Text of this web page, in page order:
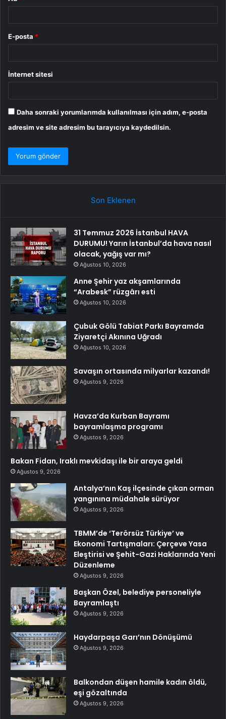
E-posta *
İnternet sitesi
Daha sonraki yorumlarımda kullanılması için adım, e-posta
adresim ve site adresim bu tarayıcıya kaydedilsin.
Son Eklenen
31 Temmuz 2026 İstanbul HAVA
DURUMU! Yarın İstanbul’da hava nasıl
olacak, yağış var mı?
Ağustos 10, 2026
Anne Şehir yaz akşamlarında
“Arabesk” rüzgârı esti
Ağustos 10, 2026
Çubuk Gölü Tabiat Parkı Bayramda
Ziyaretçi Akınına Uğradı
Ağustos 10, 2026
Savaşın ortasında milyarlar kazandı!
Ağustos 9, 2026
Havza’da Kurban Bayramı
bayramlaşma programı
Ağustos 9, 2026
Bakan Fidan, Iraklı mevkidaşı ile bir araya geldi
Ağustos 9, 2026
Antalya’nın Kaş ilçesinde çıkan orman
yangınına müdahale sürüyor
Ağustos 9, 2026
TBMM’de ‘Terörsüz Türkiye’ ve
Ekonomi Tartışmaları: Çerçeve Yasa
Eleştirisi ve Şehit-Gazi Haklarında Yeni
Düzenleme
Ağustos 9, 2026
Başkan Özel, belediye personeliyle
Bayramlaştı
Ağustos 9, 2026
Haydarpaşa Garı’nın Dönüşümü
Ağustos 9, 2026
Balkondan düşen hamile kadın öldü,
eşi gözaltında
Ağustos 9, 2026